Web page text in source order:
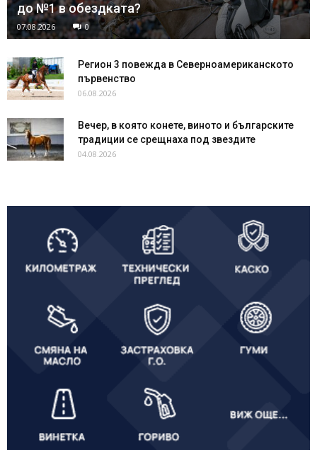
до №1 в обездката?
07.08.2026 0
Регион 3 повежда в Северноамериканското
първенство
06.08.2026
Вечер, в която конете, виното и българските
традиции се срещнаха под звездите
04.08.2026